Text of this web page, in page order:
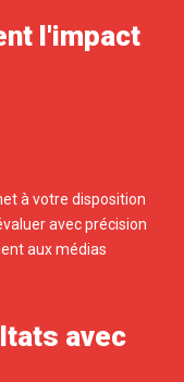
l'impact
à votre disposition
avec précision
aux médias
avec